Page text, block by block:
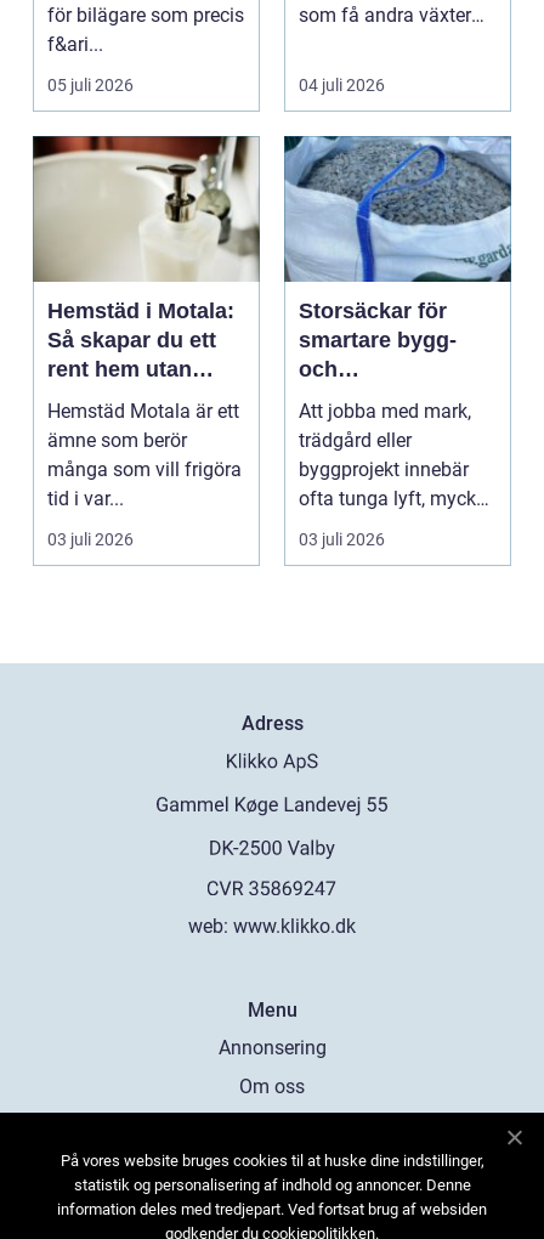
för bilägare som precis
f&ari...
05 juli 2026
som få andra växter
04 juli 2026
Hemstäd i Motala:
Så skapar du ett
rent hem utan
stress
Hemstäd Motala är ett
ämne som berör
många som vill frigöra
tid i var...
03 juli 2026
Storsäckar för
smartare bygg-
och
trädgårdsprojekt
Att jobba med mark,
trädgård eller
byggprojekt innebär
ofta tunga lyft, mycket
logis...
03 juli 2026
Adress
web: www.klikko.dk
Menu
Annonsering
Om oss
Kontakta oss
Sitemap
På vores website bruges cookies til at huske dine indstillinger,
statistik og personalisering af indhold og annoncer. Denne
information deles med tredjepart. Ved fortsat brug af websiden
godkender du cookiepolitikken.